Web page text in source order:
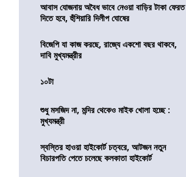
আবাস যোজনায় অবৈধ ভাবে নেওয়া বাড়ির টাকা ফেরত
দিতে হবে, হুঁশিয়ারি দিলীপ ঘোষের
বিজেপি যা কাজ করছে, রাজ্যে একশো বছর থাকবে,
দাবি মুখ্যমন্ত্রীর
১০টা
শুধু মসজিদ না, মন্দির থেকেও মাইক খোলা হচ্ছে :
মুখ্যমন্ত্রী
স্বস্তির হাওয়া হাইকোর্ট চত্বরে, আটজন নতুন
বিচারপতি পেতে চলেছে কলকাতা হাইকোর্ট